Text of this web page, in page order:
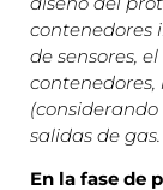
contenedores
de sensores,
(considerando
salidas de gas.
En la fase de